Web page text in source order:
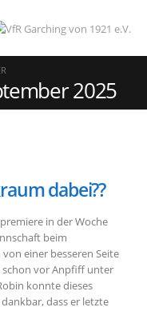
2025
dabei??
in der Woche
beim
einer besseren Seite
schon vor Anpfiff unter
konnte dieses
dass er letzte